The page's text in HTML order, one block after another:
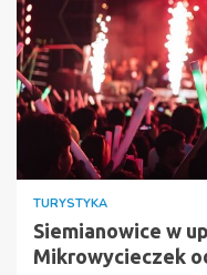
TURYSTYKA
Siemianowice w
Mikrowycieczek